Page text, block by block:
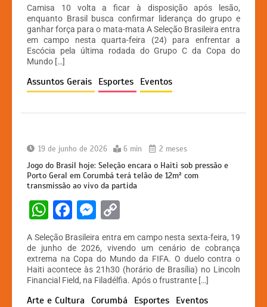
at
s
A
p
p
c
e
b
o
o
k
s
s
e
n
g
er
p
y
Li
n
k
Camisa 10 volta a ficar à disposição após lesão,
enquanto Brasil busca confirmar liderança do grupo e
ganhar força para o mata-mata A Seleção Brasileira entra
em campo nesta quarta-feira (24) para enfrentar a
Escócia pela última rodada do Grupo C da Copa do
Mundo […]
Assuntos Gerais Esportes Eventos
19 de junho de 2026 6 min 2 meses
Jogo do Brasil hoje: Seleção encara o Haiti sob pressão e
Porto Geral em Corumbá terá telão de 12m² com
transmissão ao vivo da partida
W
h
at
s
A
F
c
e
b
M
s
s
e
p
y
Li
A Seleção Brasileira entra em campo nesta sexta-feira, 19
de junho de 2026, vivendo um cenário de cobrança
extrema na Copa do Mundo da FIFA. O duelo contra o
Haiti acontece às 21h30 (horário de Brasília) no Lincoln
Financial Field, na Filadélfia. Após o frustrante […]
Arte e Cultura Corumbá Esportes Eventos